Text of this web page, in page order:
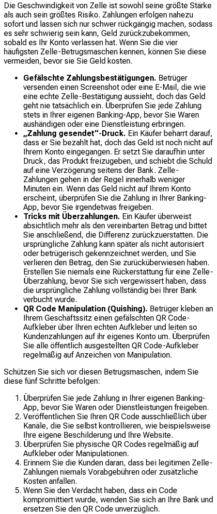
Die Geschwindigkeit von Zelle ist sowohl seine größte Stärke
als auch sein größtes Risiko. Zahlungen erfolgen nahezu
sofort und lassen sich nur schwer rückgängig machen, sodass
es sehr schwierig sein kann, Geld zurückzubekommen,
sobald es Ihr Konto verlassen hat. Wenn Sie die vier
häufigsten Zelle-Betrugsmaschen kennen, können Sie diese
vermeiden, bevor sie Sie Geld kosten.
Gefälschte Zahlungsbestätigungen. Betrüger
versenden einen Screenshot oder eine E-Mail, die wie
eine echte Zelle-Bestätigung aussieht, doch das Geld
geht nie tatsächlich ein. Überprüfen Sie jede Zahlung
stets in Ihrer eigenen Banking-App, bevor Sie Waren
aushändigen oder eine Dienstleistung erbringen.
„Zahlung gesendet“-Druck. Ein Käufer beharrt darauf,
dass er Sie bezahlt hat, doch das Geld ist noch nicht auf
Ihrem Konto eingegangen. Er setzt Sie daraufhin unter
Druck, das Produkt freizugeben, und schiebt die Schuld
auf eine Verzögerung seitens der Bank. Zelle-
Zahlungen gehen in der Regel innerhalb weniger
Minuten ein. Wenn das Geld nicht auf Ihrem Konto
erscheint, überprüfen Sie die Zahlung in Ihrer Banking-
App, bevor Sie irgendetwas freigeben.
Tricks mit Überzahlungen. Ein Käufer überweist
absichtlich mehr als den vereinbarten Betrag und bittet
Sie anschließend, die Differenz zurückzuerstatten. Die
ursprüngliche Zahlung kann später als nicht autorisiert
oder betrügerisch gekennzeichnet werden, und Sie
verlieren den Betrag, den Sie zurücküberwiesen haben.
Erstellen Sie niemals eine Rückerstattung für eine Zelle-
Überzahlung, bevor Sie sich vergewissert haben, dass
die ursprüngliche Zahlung vollständig bei Ihrer Bank
verbucht wurde.
QR Code Manipulation (Quishing). Betrüger kleben an
Ihrem Geschäftssitz einen gefälschten QR Code-
Aufkleber über Ihren echten Aufkleber und leiten so
Kundenzahlungen auf ihr eigenes Konto um. Überprüfen
Sie alle öffentlich ausgestellten QR Code-Aufkleber
regelmäßig auf Anzeichen von Manipulation.
Schützen Sie sich vor diesen Betrugsmaschen, indem Sie
diese fünf Schritte befolgen:
Überprüfen Sie jede Zahlung in Ihrer eigenen Banking-
App, bevor Sie Waren oder Dienstleistungen freigeben.
Veröffentlichen Sie Ihren QR Code ausschließlich über
Kanäle, die Sie selbst kontrollieren, wie beispielsweise
Ihre eigene Beschilderung und Ihre Website.
Überprüfen Sie physische QR Codes regelmäßig auf
Aufkleber oder Manipulationen.
Erinnern Sie die Kunden daran, dass bei legitimen Zelle-
Zahlungen niemals Vorabgebühren oder zusätzliche
Kosten anfallen.
Wenn Sie den Verdacht haben, dass ein Code
kompromittiert wurde, wenden Sie sich an Ihre Bank und
ersetzen Sie den QR Code unverzüglich.